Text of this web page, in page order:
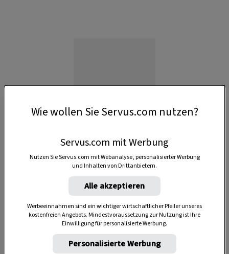
Anzeige
Wie wollen Sie Servus.com nutzen?
Servus.com mit Werbung
Nutzen Sie Servus.com mit Webanalyse, personalisierter Werbung
und Inhalten von Drittanbietern.
Alle akzeptieren
Werbeeinnahmen sind ein wichtiger wirtschaftlicher Pfeiler unseres
kostenfreien Angebots. Mindestvoraussetzung zur Nutzung ist Ihre
Einwilligung für personalisierte Werbung.
Personalisierte Werbung